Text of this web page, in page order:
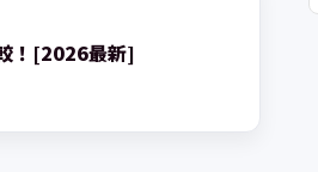
！[2026最新]